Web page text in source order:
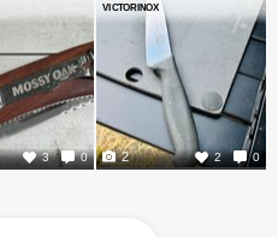
3 0
VICTORINOX
2 0
2